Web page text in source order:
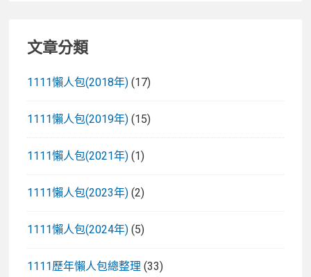
文章分類
1111懶人包(2018年) (17)
1111懶人包(2019年) (15)
1111懶人包(2021年) (1)
1111懶人包(2023年) (2)
1111懶人包(2024年) (5)
1111歷年懶人包總整理 (33)